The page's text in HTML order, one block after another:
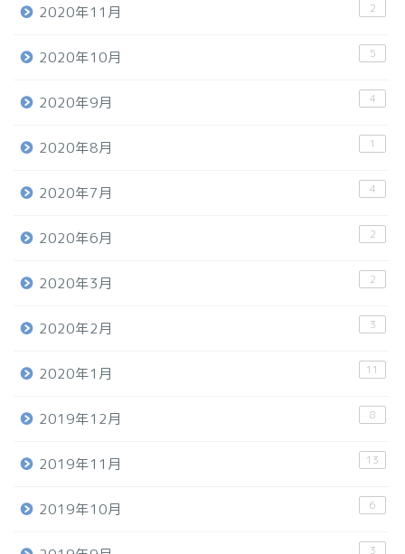
2020年11月 2
2020年10月 5
2020年9月 4
2020年8月 1
2020年7月 4
2020年6月 2
2020年3月 2
2020年2月 3
2020年1月 11
2019年12月 8
2019年11月 13
2019年10月 6
3